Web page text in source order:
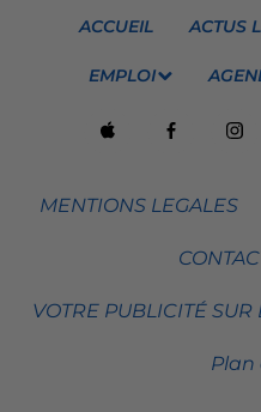
ACCUEIL ACTUS
EMPLOI
MENTIONS LEGALES
VOTRE PUBLICITÉ SUR
Plan